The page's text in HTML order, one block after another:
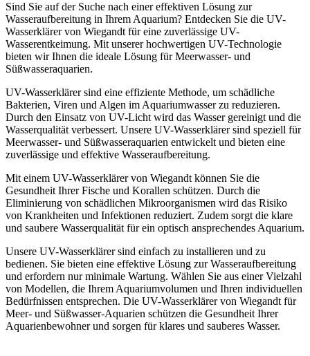
Sind Sie auf der Suche nach einer effektiven Lösung zur
Wasseraufbereitung in Ihrem Aquarium? Entdecken Sie die UV-
Wasserklärer von Wiegandt für eine zuverlässige UV-
Wasserentkeimung. Mit unserer hochwertigen UV-Technologie
bieten wir Ihnen die ideale Lösung für Meerwasser- und
Süßwasseraquarien.
UV-Wasserklärer sind eine effiziente Methode, um schädliche
Bakterien, Viren und Algen im Aquariumwasser zu reduzieren.
Durch den Einsatz von UV-Licht wird das Wasser gereinigt und die
Wasserqualität verbessert. Unsere UV-Wasserklärer sind speziell für
Meerwasser- und Süßwasseraquarien entwickelt und bieten eine
zuverlässige und effektive Wasseraufbereitung.
Mit einem UV-Wasserklärer von Wiegandt können Sie die
Gesundheit Ihrer Fische und Korallen schützen. Durch die
Eliminierung von schädlichen Mikroorganismen wird das Risiko
von Krankheiten und Infektionen reduziert. Zudem sorgt die klare
und saubere Wasserqualität für ein optisch ansprechendes Aquarium.
Unsere UV-Wasserklärer sind einfach zu installieren und zu
bedienen. Sie bieten eine effektive Lösung zur Wasseraufbereitung
und erfordern nur minimale Wartung. Wählen Sie aus einer Vielzahl
von Modellen, die Ihrem Aquariumvolumen und Ihren individuellen
Bedürfnissen entsprechen. Die UV-Wasserklärer von Wiegandt für
Meer- und Süßwasser-Aquarien schützen die Gesundheit Ihrer
Aquarienbewohner und sorgen für klares und sauberes Wasser.